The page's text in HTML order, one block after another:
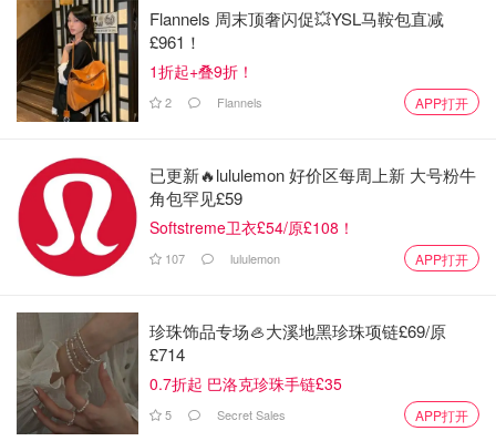
Flannels 周末顶奢闪促💥YSL马鞍包直减
£961！
1折起+叠9折！
2 Flannels APP打开
已更新🔥lululemon 好价区每周上新 大号粉牛
角包罕见£59
Softstreme卫衣£54/原£108！
107 lululemon APP打开
珍珠饰品专场🦪大溪地黑珍珠项链£69/原
£714
0.7折起 巴洛克珍珠手链£35
5 Secret Sales APP打开